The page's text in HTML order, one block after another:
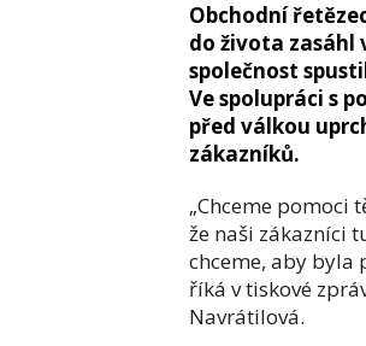
Obchodní
do života
společnost
Ve spolupráci s
před válkou
zákazníků.
„Chceme pomoci
že naši zákazníci
chceme, aby byla
říká v tiskové
Navrátilová.